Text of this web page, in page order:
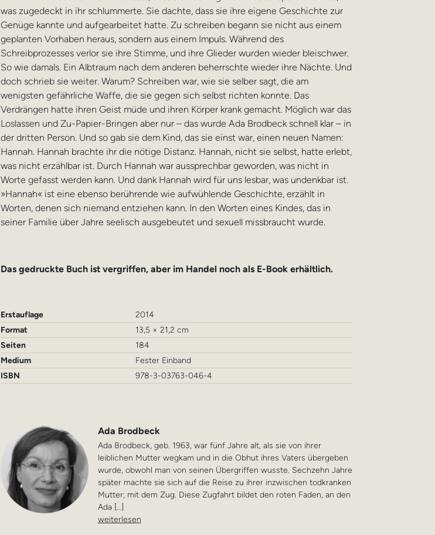
was zugedeckt in ihr schlummerte. Sie dachte, dass sie ihre eigene Geschichte zur
Genüge kannte und aufgearbeitet hatte. Zu schreiben begann sie nicht aus einem
geplanten Vorhaben heraus, sondern aus einem Impuls. Während des
Schreibprozesses verlor sie ihre Stimme, und ihre Glieder wurden wieder bleischwer.
So wie damals. Ein Albtraum nach dem anderen beherrschte wieder ihre Nächte. Und
doch schrieb sie weiter. Warum? Schreiben war, wie sie selber sagt, die am
wenigsten gefährliche Waffe, die sie gegen sich selbst richten konnte. Das
Verdrängen hatte ihren Geist müde und ihren Körper krank gemacht. Möglich war das
Loslassen und Zu-Papier-Bringen aber nur – das wurde Ada Brodbeck schnell klar – in
der dritten Person. Und so gab sie dem Kind, das sie einst war, einen neuen Namen:
Hannah. Hannah brachte ihr die nötige Distanz. Hannah, nicht sie selbst, hatte erlebt,
was nicht erzählbar ist. Durch Hannah war aussprechbar geworden, was nicht in
Worte gefasst werden kann. Und dank Hannah wird für uns lesbar, was undenkbar ist.
»Hannah« ist eine ebenso berührende wie aufwühlende Geschichte, erzählt in
Worten, denen sich niemand entziehen kann. In den Worten eines Kindes, das in
seiner Familie über Jahre seelisch ausgebeutet und sexuell missbraucht wurde.
Das gedruckte Buch ist vergriffen, aber im Handel noch als E-Book erhältlich.
Erstauflage
2014
Format
13,5 × 21,2 cm
Seiten
184
Medium
Fester Einband
ISBN
978-3-03763-046-4
Ada Brodbeck
Ada Brodbeck, geb. 1963, war fünf Jahre alt, als sie von ihrer
leiblichen Mutter wegkam und in die Obhut ihres Vaters übergeben
wurde, obwohl man von seinen Übergriffen wusste. Sechzehn Jahre
später machte sie sich auf die Reise zu ihrer inzwischen todkranken
Mutter; mit dem Zug. Diese Zugfahrt bildet den roten Faden, an den
Ada […]
weiterlesen